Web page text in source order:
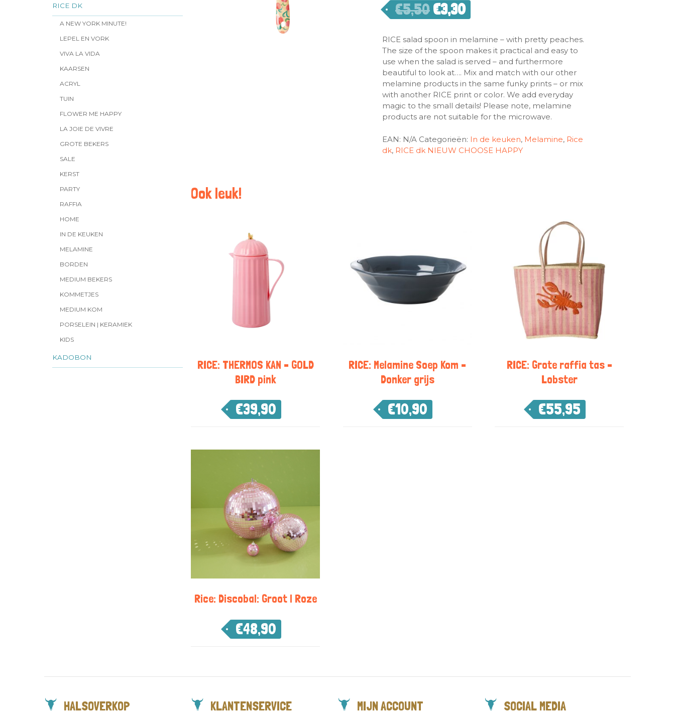
RICE DK
A NEW YORK MINUTE!
LEPEL EN VORK
VIVA LA VIDA
KAARSEN
ACRYL
TUIN
FLOWER ME HAPPY
LA JOIE DE VIVRE
GROTE BEKERS
SALE
KERST
PARTY
RAFFIA
HOME
IN DE KEUKEN
MELAMINE
BORDEN
MEDIUM BEKERS
KOMMETJES
MEDIUM KOM
PORSELEIN | KERAMIEK
KIDS
KADOBON
€5,50 €3,30
RICE salad spoon in melamine – with pretty peaches.
The size of the spoon makes it practical and easy to
use when the salad is served – and furthermore
beautiful to look at…. Mix and match with our other
melamine products in the same funky prints – or mix
with another RICE print or color. We add everyday
magic to the small details! Please note, melamine
products are not suitable for the microwave.
EAN: N/A Categorieën: In de keuken, Melamine, Rice
dk, RICE dk NIEUW CHOOSE HAPPY
Ook leuk!
RICE: THERMOS KAN – GOLD
BIRD pink
€39,90
RICE: Melamine Soep Kom –
Donker grijs
€10,90
RICE: Grote raffia tas –
Lobster
€55,95
Rice: Discobal: Groot | Roze
€48,90
HALSOVERKOP KLANTENSERVICE MIJN ACCOUNT SOCIAL MEDIA